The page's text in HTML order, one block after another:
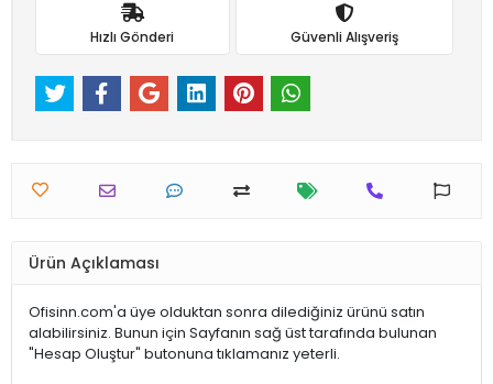
Hızlı Gönderi Güvenli Alışveriş
Ürün Açıklaması
Ofisinn.com'a üye olduktan sonra dilediğiniz ürünü satın
alabilirsiniz. Bunun için Sayfanın sağ üst tarafında bulunan
"Hesap Oluştur" butonuna tıklamanız yeterli.